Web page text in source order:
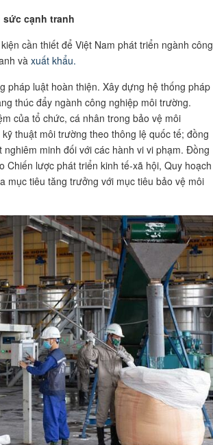
cạnh tranh
cần thiết để Việt Nam phát triển ngành công
và xuất khẩu.
pháp luật hoàn thiện. Xây dựng hệ thống pháp
thúc đẩy ngành công nghiệp môi trường.
của tổ chức, cá nhân trong bảo vệ môi
thuật môi trường theo thông lệ quốc tế; đồng
minh đối với các hành vi vi phạm. Đồng
lược phát triển kinh tế-xã hội, Quy hoạch
mục tiêu tăng trưởng với mục tiêu bảo vệ môi